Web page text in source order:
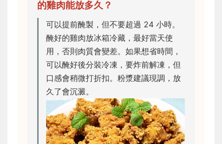
的雞肉能放多久？
可以提前醃製，但不要超過 24 小時。
醃好的雞肉放冰箱冷藏，最好當天使
用，否則肉質會變差。如果想省時間，
可以醃好後分裝冷凍，要炸前解凍，但
口感會稍微打折扣。粉漿建議現調，放
久了會沉澱。